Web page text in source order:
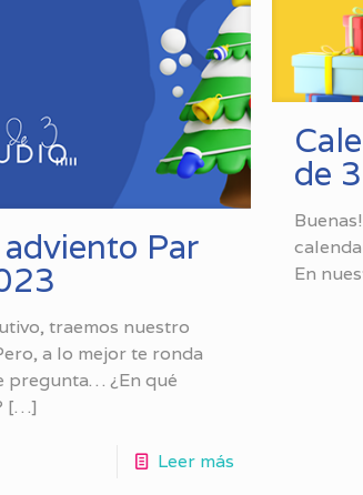
Par
traemos nuestro
a lo mejor te ronda
pregunta… ¿En qué
[…]
Leer más
de
En